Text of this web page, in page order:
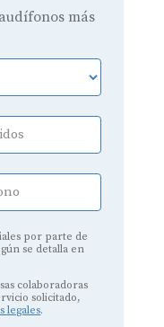
más
por parte de
se detalla en
colaboradoras
solicitado,
legales.